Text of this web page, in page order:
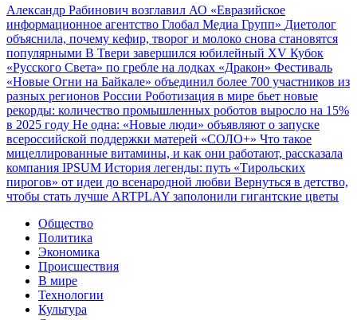
Александр Рабинович возглавил АО «Евразийское
информационное агентство Глобал Медиа Групп» Диетолог
объяснила, почему кефир, творог и молоко снова становятся
популярными В Твери завершился юбилейный XV Кубок
«Русского Света» по гребле на лодках «Дракон» Фестиваль
«Новые Огни на Байкале» объединил более 700 участников из
разных регионов России Роботизация в мире бьет новые
рекорды: количество промышленных роботов выросло на 15%
в 2025 году Не одна: «Новые люди» объявляют о запуске
всероссийской поддержки матерей «СОЛО+» Что такое
мицеллированные витамины, и как они работают, рассказала
компания IPSUM История легенды: путь «Тирольских
пирогов» от идеи до всенародной любви Вернуться в детство,
чтобы стать лучше ARTPLAY заполонили гигантские цветы
Общество
Политика
Экономика
Происшествия
В мире
Технологии
Культура